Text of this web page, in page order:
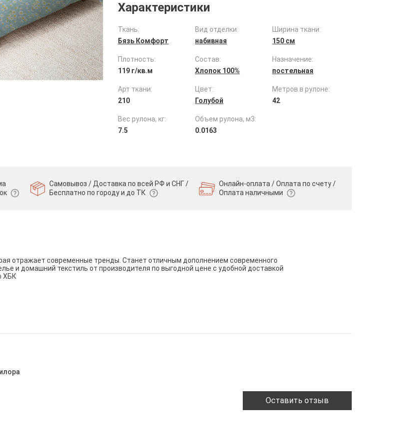
Характеристики
Ткань:
Бязь Комфорт
Вид отделки:
набивная
Ширина ткани:
150 см
Плотность:
119 г/кв.м
Состав:
Хлопок 100%
Назначение:
постельная
Арт ткани:
210
Цвет:
Голубой
Метров в рулоне:
42
Вес рулона, кг:
7.5
Объем рулона, м3:
0.0163
Самовывоз / Доставка по всей РФ и СНГ /
Бесплатно по городу и до ТК
Онлайн-оплата / Оплата по счету /
Оплата наличными
отражает современные тренды. Станет отличным дополнением современного
и домашний текстиль от производителя по выгодной цене с удобной доставкой
ХБК
Оставить отзыв